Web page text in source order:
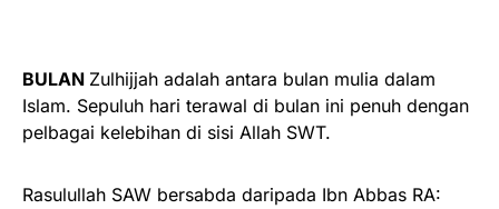
BULAN Zulhijjah adalah antara bulan mulia dalam
Islam. Sepuluh hari terawal di bulan ini penuh dengan
pelbagai kelebihan di sisi Allah SWT.
Rasulullah SAW bersabda daripada Ibn Abbas RA: